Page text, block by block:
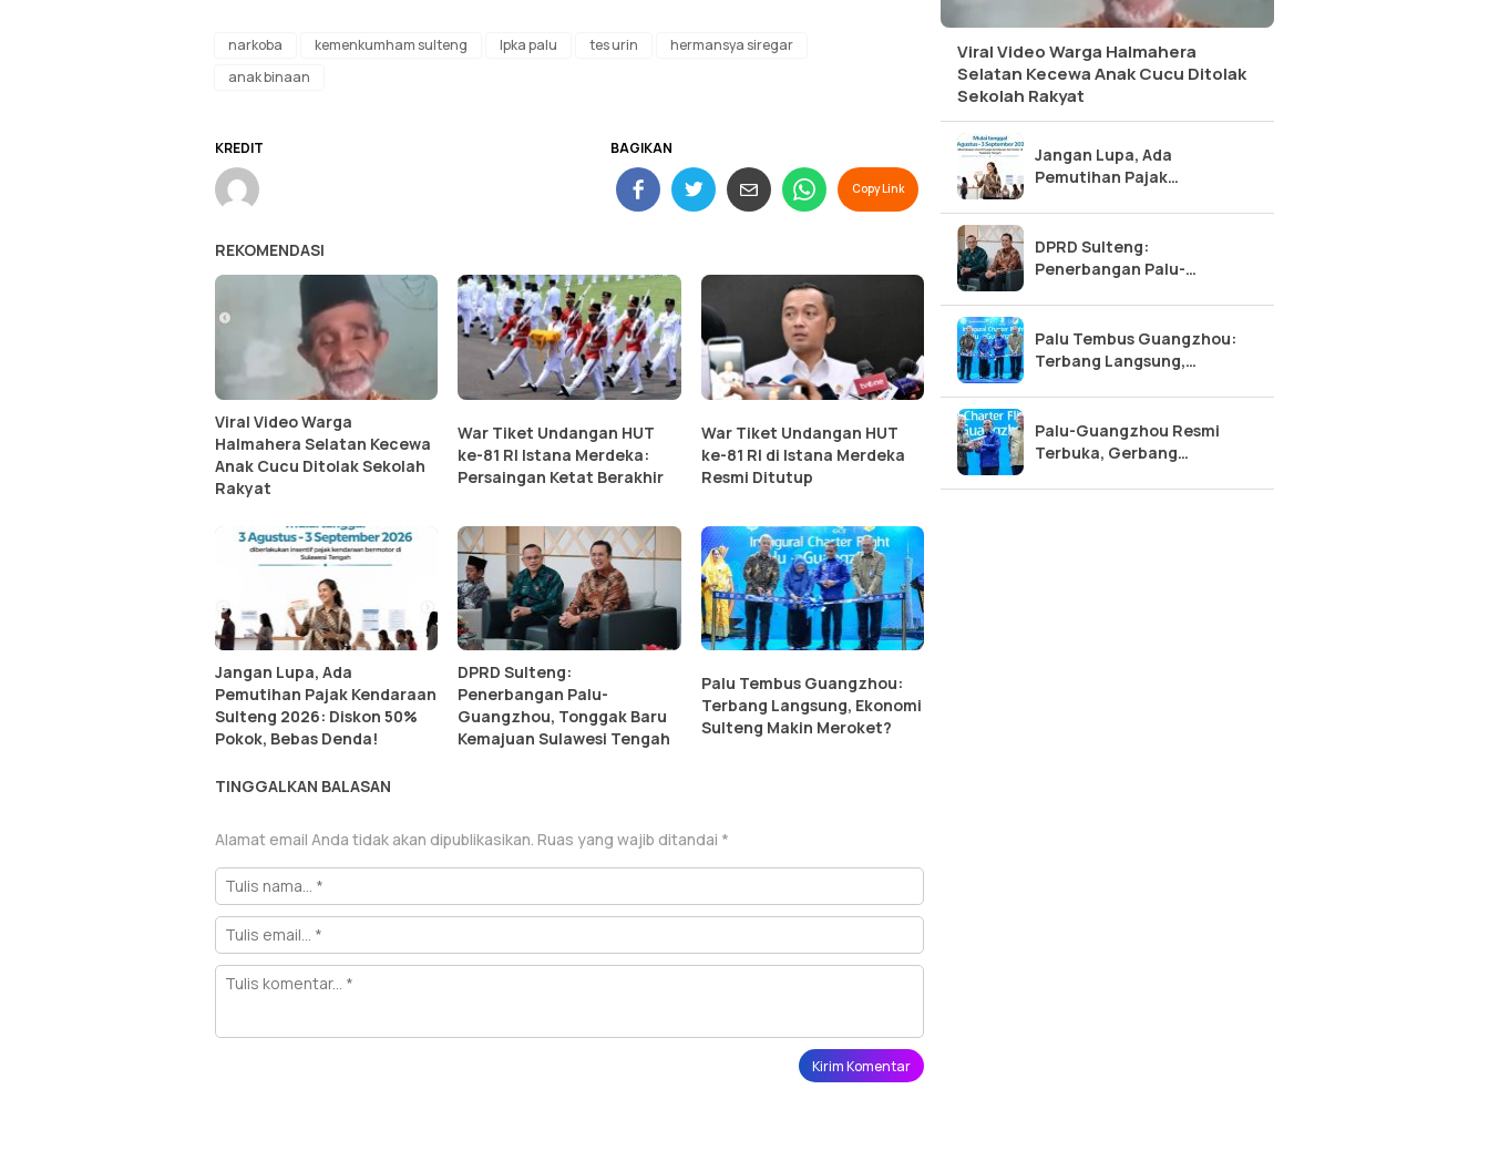
narkoba kemenkumham sulteng lpka palu tes urin
hermansya siregar
anak binaan
KREDIT BAGIKAN
Copy Link
REKOMENDASI
Viral Video Warga
Halmahera Selatan Kecewa
Anak Cucu Ditolak Sekolah
Rakyat
War Tiket Undangan HUT
ke-81 RI Istana Merdeka:
Persaingan Ketat Berakhir
War Tiket Undangan HUT
ke-81 RI di Istana Merdeka
Resmi Ditutup
Jangan Lupa, Ada
Pemutihan Pajak Kendaraan
Sulteng 2026: Diskon 50%
Pokok, Bebas Denda!
DPRD Sulteng:
Penerbangan Palu-
Guangzhou, Tonggak Baru
Kemajuan Sulawesi Tengah
Palu Tembus Guangzhou:
Terbang Langsung, Ekonomi
Sulteng Makin Meroket?
TINGGALKAN BALASAN
Alamat email Anda tidak akan dipublikasikan. Ruas yang wajib ditandai *
Viral Video Warga Halmahera
Selatan Kecewa Anak Cucu Ditolak
Sekolah Rakyat
Jangan Lupa, Ada
Pemutihan Pajak
Denda!
DPRD Sulteng:
Penerbangan Palu-
Palu Tembus Guangzhou:
Terbang Langsung,
Palu-Guangzhou Resmi
Terbuka, Gerbang